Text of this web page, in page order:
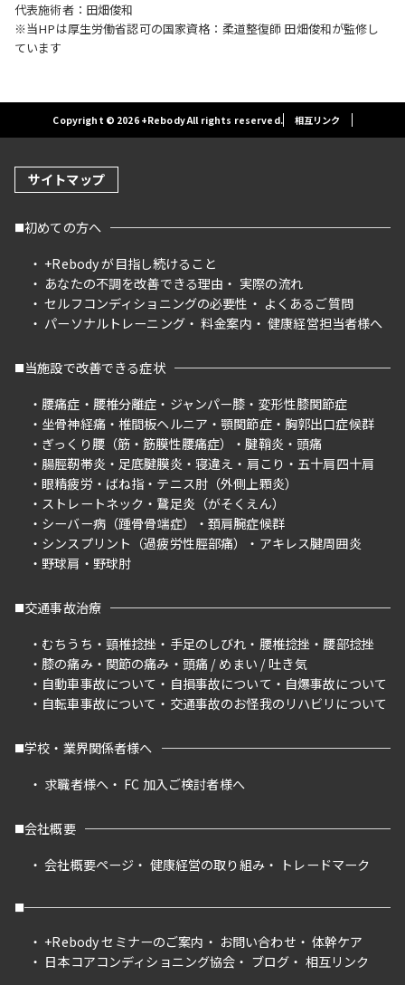
代表施術者：田畑俊和
※当HPは厚生労働省認可の国家資格：柔道整復師 田畑俊和が監修し
ています
Copyright © 2026 +Rebody All rights reserved. 相互リンク
サイトマップ
初めての方へ
+Rebody が目指し続けること
あなたの不調を改善できる理由
実際の流れ
セルフコンディショニングの必要性
よくあるご質問
パーソナルトレーニング
料金案内 健康経営担当者様へ
当施設で改善できる症状
腰痛症
腰椎分離症 ジャンパー膝
変形性膝関節症
坐骨神経痛
椎間板ヘルニア 顎関節症
胸郭出口症候群
ぎっくり腰（筋・筋膜性腰痛症）
腱鞘炎
頭痛
腸脛靭帯炎
足底腱膜炎 寝違え 肩こり
五十肩四十肩
眼精疲労
ばね指
テニス肘（外側上顆炎）
ストレートネック
鵞足炎（がそくえん）
シーバー病（踵骨骨端症）
頚肩腕症候群
シンスプリント（過疲労性脛部痛）
アキレス腱周囲炎
野球肩
野球肘
交通事故治療
むちうち
頸椎捻挫 手足のしびれ 腰椎捻挫
腰部捻挫
膝の痛み
関節の痛み
頭痛 / めまい / 吐き気
自動車事故について
自損事故について
自爆事故について
自転車事故について
交通事故のお怪我のリハビリについて
学校・業界関係者様へ
求職者様へ
FC 加入ご検討者様へ
会社概要
会社概要ページ
健康経営の取り組み トレードマーク
+Rebody セミナーのご案内 お問い合わせ
体幹ケア
日本コアコンディショニング協会
ブログ 相互リンク